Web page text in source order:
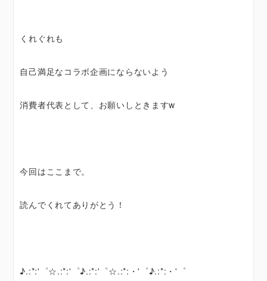
くれぐれも
自己満足なコラボ企画にならないよう
消費者代表として、お願いしときますw
今回はここまで。
読んでくれてありがとう！
♪.:*:'゜☆.:*:'゜♪.:*:'゜☆.:*:・'゜♪.:*:・'゜